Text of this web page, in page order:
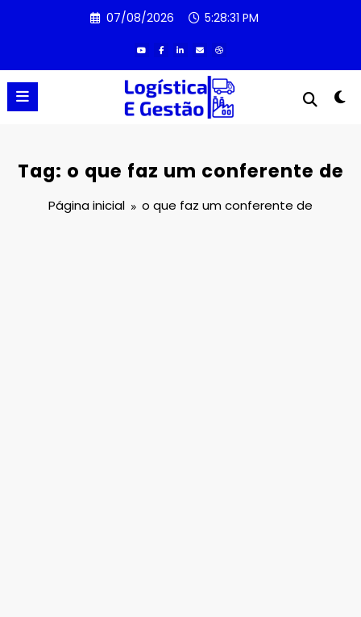
07/08/2026 5:28:31 PM
Tag: o que faz um conferente de
Página inicial o que faz um conferente de